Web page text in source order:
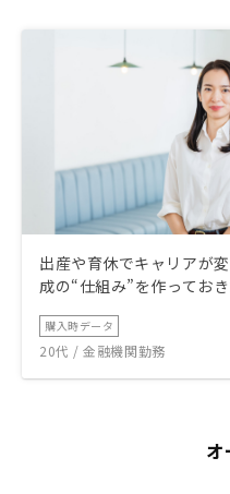
出産や育休でキャリアが
成の“仕組み”を作っておき
購入時データ
20代 / 金融機関勤務
オ